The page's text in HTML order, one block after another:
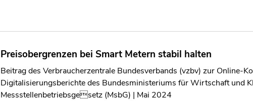
Preisobergrenzen bei Smart Metern stabil halten
Beitrag des Verbraucherzentrale Bundesverbands (vzbv) zur Online-
Digitalisierungsberichte des Bundesministeriums für Wirtschaft und
Messstellenbetriebsgesetz (MsbG) | Mai 2024